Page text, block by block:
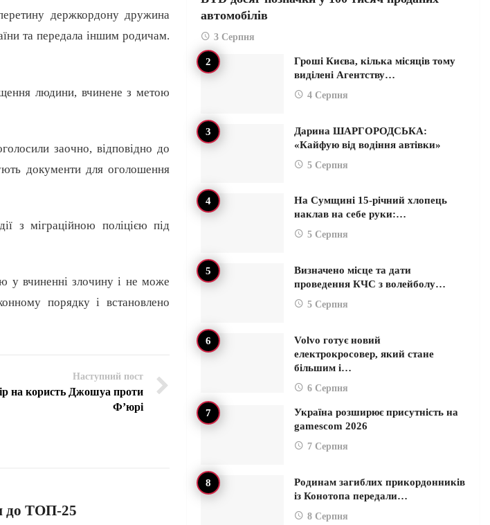
держкордону дружина
та передала іншим родичам.
людини, вчинене з метою
заочно, відповідно до
документи для оголошення
з міграційною поліцією під
у вчиненні злочину і не може
порядку і встановлено
Наступний пост
на користь Джошуа проти
Ф’юрі
до ТОП-25
автомобілів
3 Серпня
Гроші Києва, кілька місяців тому
виділені Агентству…
4 Серпня
Дарина ШАРГОРОДСЬКА:
«Кайфую від водіння автівки»
5 Серпня
На Сумщині 15-річний хлопець
наклав на себе руки:…
5 Серпня
Визначено місце та дати
проведення КЧС з волейболу…
5 Серпня
Volvo готує новий
електрокросовер, який стане
більшим і…
6 Серпня
Україна розширює присутність на
gamescom 2026
7 Серпня
Родинам загиблих прикордонників
із Конотопа передали…
8 Серпня